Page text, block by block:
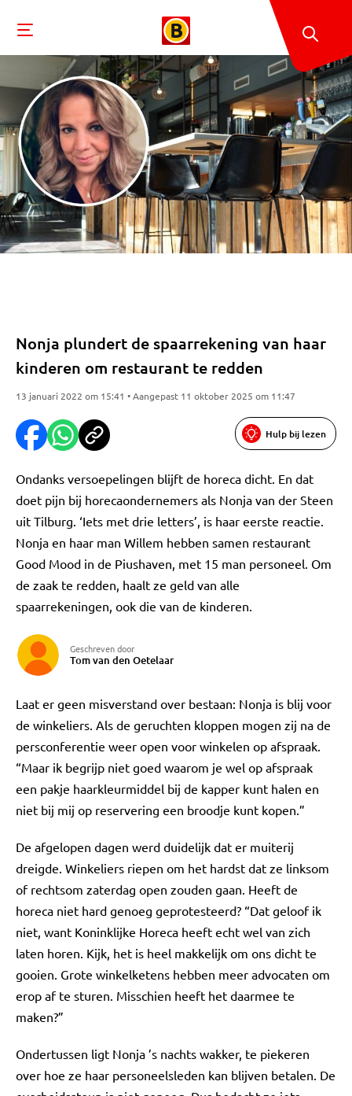
Nonja plundert de spaarrekening van haar
kinderen om restaurant te redden
13 januari 2022 om 15:41 • Aangepast 11 oktober 2025 om 11:47
Hulp bij lezen
Ondanks versoepelingen blijft de horeca dicht. En dat
doet pijn bij horecaondernemers als Nonja van der Steen
uit Tilburg. ‘Iets met drie letters’, is haar eerste reactie.
Nonja en haar man Willem hebben samen restaurant
Good Mood in de Piushaven, met 15 man personeel. Om
de zaak te redden, haalt ze geld van alle
spaarrekeningen, ook die van de kinderen.
Geschreven door
Tom van den Oetelaar
Laat er geen misverstand over bestaan: Nonja is blij voor
de winkeliers. Als de geruchten kloppen mogen zij na de
persconferentie weer open voor winkelen op afspraak.
“Maar ik begrijp niet goed waarom je wel op afspraak
een pakje haarkleurmiddel bij de kapper kunt halen en
niet bij mij op reservering een broodje kunt kopen.”
De afgelopen dagen werd duidelijk dat er muiterij
dreigde. Winkeliers riepen om het hardst dat ze linksom
of rechtsom zaterdag open zouden gaan. Heeft de
horeca niet hard genoeg geprotesteerd? “Dat geloof ik
niet, want Koninklijke Horeca heeft echt wel van zich
laten horen. Kijk, het is heel makkelijk om ons dicht te
gooien. Grote winkelketens hebben meer advocaten om
erop af te sturen. Misschien heeft het daarmee te
maken?”
Ondertussen ligt Nonja ’s nachts wakker, te piekeren
over hoe ze haar personeelsleden kan blijven betalen. De